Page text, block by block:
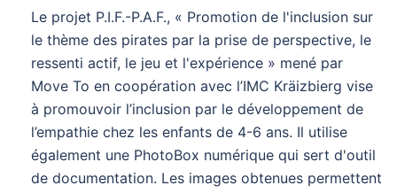
Le projet P.I.F.-P.A.F., « Promotion de l'inclusion sur
le thème des pirates par la prise de perspective, le
ressenti actif, le jeu et l'expérience » mené par
Move To en coopération avec l’IMC Kräizbierg vise
à promouvoir l’inclusion par le développement de
l’empathie chez les enfants de 4-6 ans. Il utilise
également une PhotoBox numérique qui sert d'outil
de documentation. Les images obtenues permettent